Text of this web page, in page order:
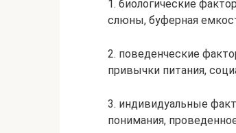
1. биологические
слюны, буферная
2. поведенческие
привычки питания,
3. индивидуальные
понимания,